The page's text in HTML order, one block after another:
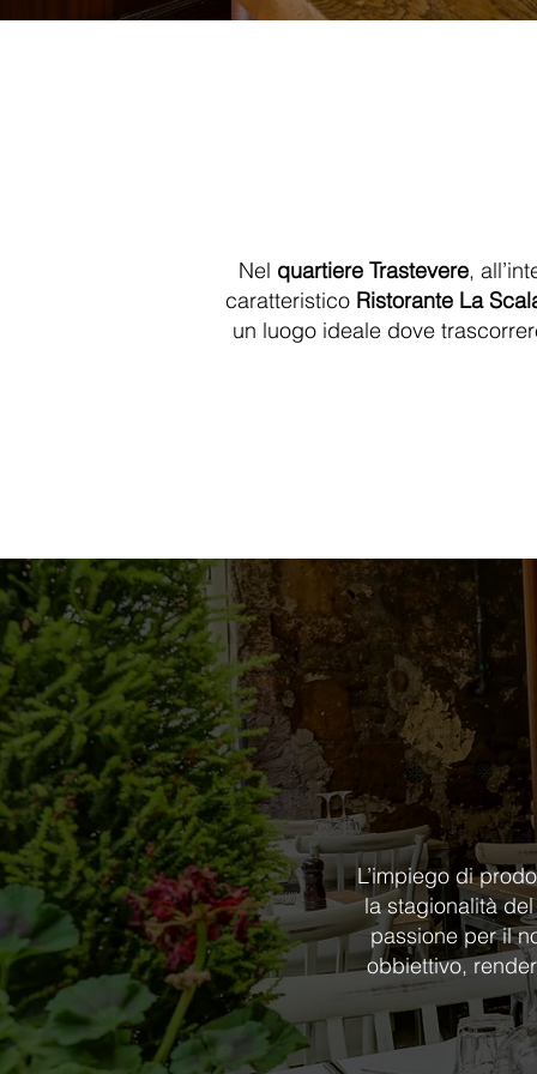
Nel quartiere Trastevere,
caratteristico Ristorante La
un luogo ideale dove
L’impiego di
la stagionalità
passione per il
obbiettivo,